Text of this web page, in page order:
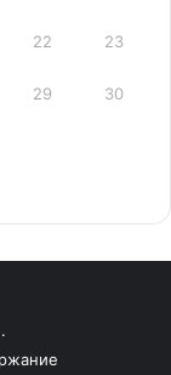
22 23
29 30